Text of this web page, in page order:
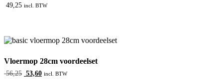
49,25 incl. BTW
Vloermop 28cm voordeelset
56,25 Oorspronkelijke
53,60Huidige
incl. BTW